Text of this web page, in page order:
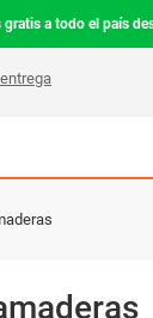
gratis a todo el país